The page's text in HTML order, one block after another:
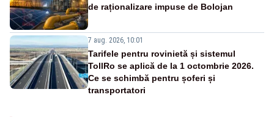
de raționalizare impuse de Bolojan
7 aug. 2026, 10:01
Tarifele pentru rovinietă și sistemul
TollRo se aplică de la 1 octombrie 2026.
Ce se schimbă pentru șoferi și
transportatori